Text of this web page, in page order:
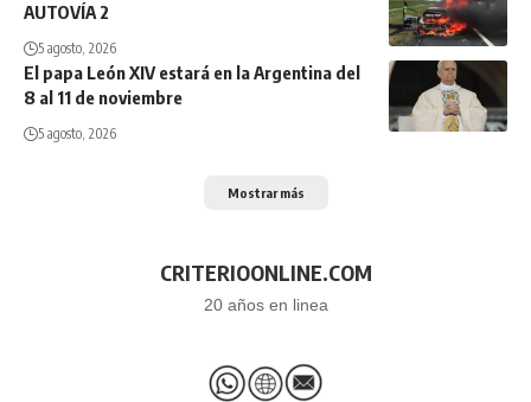
AUTOVÍA 2
5 agosto, 2026
El papa León XIV estará en la Argentina del
8 al 11 de noviembre
5 agosto, 2026
Mostrar más
CRITERIOONLINE.COM
20 años en linea